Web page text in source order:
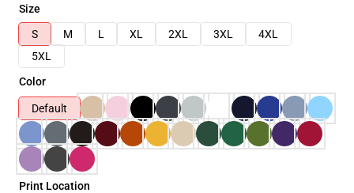
Size
S
M L XL 2XL 3XL
4XL
5XL
Color
Default
Print Location